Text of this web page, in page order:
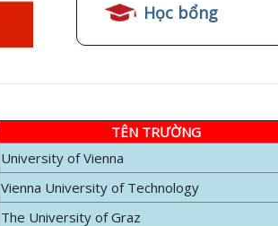
Học bổng
TÊN TRƯỜNG
University of Vienna
Vienna University of Technology
The University of Graz